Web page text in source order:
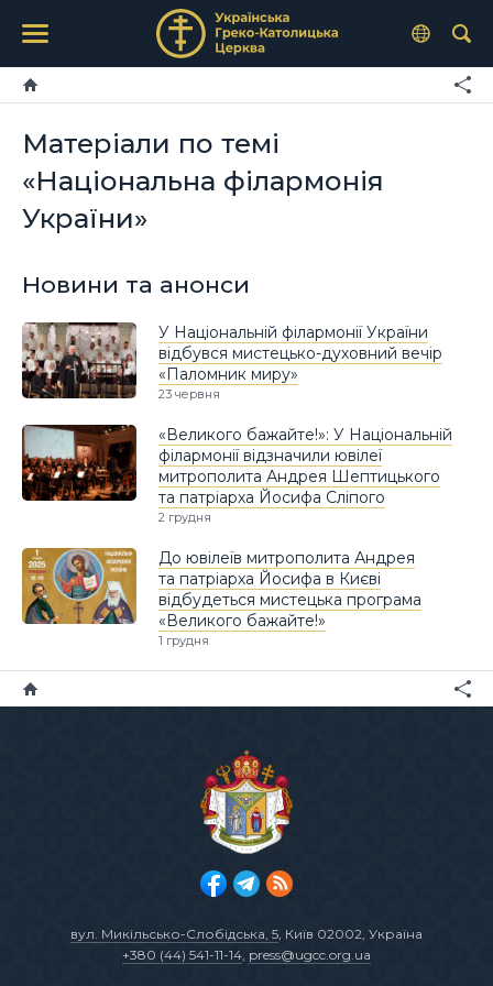
Матеріали по темі
«Національна філармонія
України»
Новини та анонси
У Національній філармонії України
відбувся мистецько-духовний вечір
«Паломник миру»
23 червня
«Великого бажайте!»: У Національній
філармонії відзначили ювілеї
митрополита Андрея Шептицького
та патріарха Йосифа Сліпого
2 грудня
До ювілеїв митрополита Андрея
та патріарха Йосифа в Києві
відбудеться мистецька програма
«Великого бажайте!»
1 грудня
вул. Микільсько-Слобідська, 5, Київ 02002, Україна
+380 (44) 541-11-14, press@ugcc.org.ua